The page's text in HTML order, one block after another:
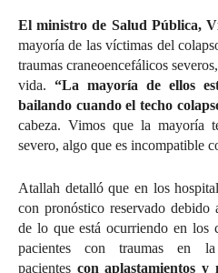
El ministro de Salud Pública,
mayoría de las víctimas del
traumas craneoencefálicos
vida. “La mayoría de ellos
bailando cuando el techo
cabeza. Vimos que la mayoría
severo, algo que es incompatible
Atallah detalló que en los
con pronóstico reservado debido
de lo que está ocurriendo en los
pacientes con traumas en
pacientes con aplastamientos y